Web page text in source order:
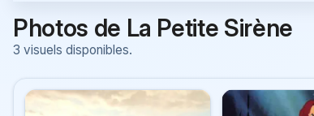
Photos de La Petite Sirène
3 visuels disponibles.